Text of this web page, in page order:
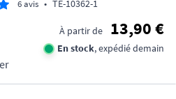
6 avis • TE-10362-1
À partir de 13,90 €
En stock, expédié demain